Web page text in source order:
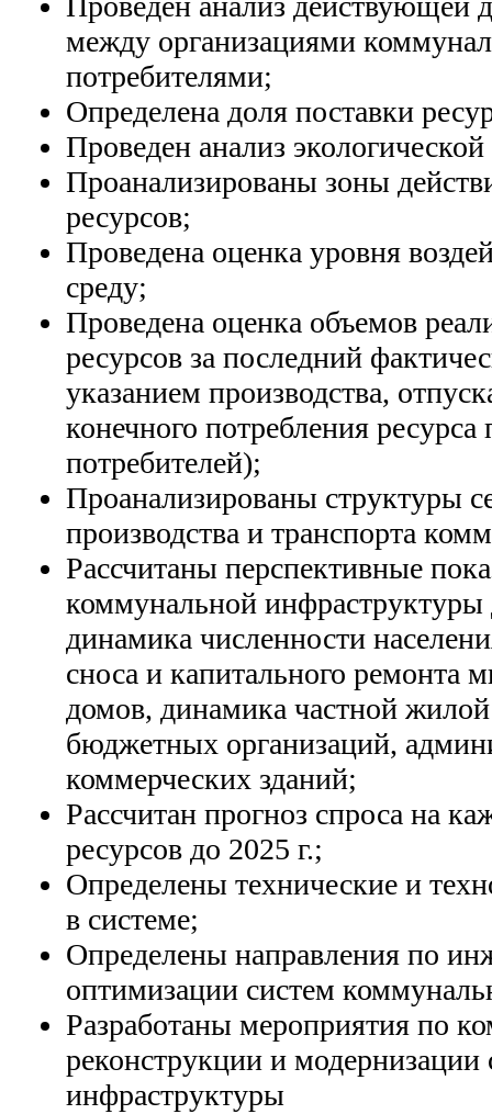
между организациями
потребителями;
Определена доля поставки
Проведен анализ
Проанализированы зоны
ресурсов;
Проведена оценка уровня
среду;
Проведена оценка объемов
ресурсов за последний
указанием производства,
конечного потребления
потребителей);
Проанализированы структуры
производства и транспорта
Рассчитаны перспективные
коммунальной инфраструктуры
динамика численности
сноса и капитального ремонта
домов, динамика частной
бюджетных организаций,
коммерческих зданий;
Рассчитан прогноз спроса на
ресурсов до 2025 г.;
Определены технические и
в системе;
Определены направления по
оптимизации систем
Разработаны мероприятия по
реконструкции и
инфраструктуры